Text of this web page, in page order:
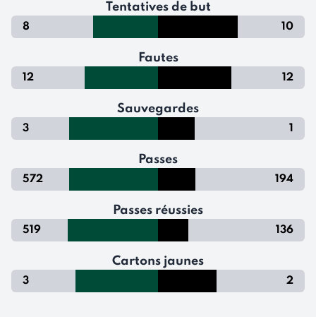
Tentatives de but
8 10
Fautes
12 12
Sauvegardes
3 1
Passes
572 194
Passes réussies
519 136
Cartons jaunes
3 2